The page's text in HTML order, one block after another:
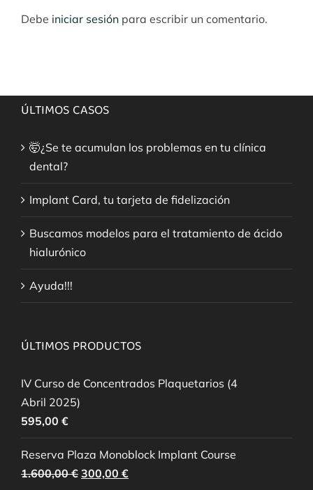
Debe iniciar sesión para escribir un comentario.
ÚLTIMOS CASOS
🤯¿Se te acumulan los problemas en tu clínica
dental?
Implant Card, tu tarjeta de fidelización
Buscamos modelos para el tratamiento de ácido
hialurónico
Ayuda!!!
ÚLTIMOS PRODUCTOS
IV Curso de Concentrados Plaquetarios (4
Abril 2025)
595,00 €
Reserva Plaza Monoblock Implant Course
1.600,00€ El
300,00 €